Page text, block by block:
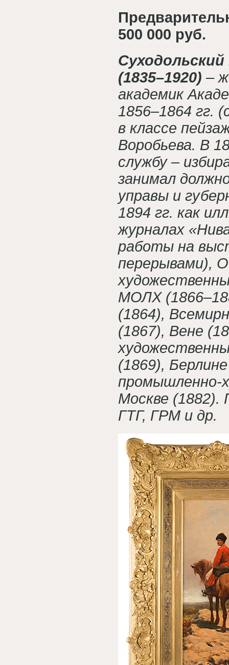
500 000 руб.
(1835–1920) –
академик
1856–1864 гг.
в классе
Воробьева. В
службу –
занимал
управы и
1894 гг. как
журналах
работы на
перерывами),
МОЛХ
(1864),
(1867), Вене
(1869),
промышленно-
Москве (1882).
ГТГ, ГРМ и др.